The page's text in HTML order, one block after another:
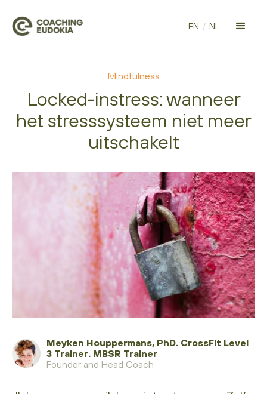
EN / NL
Mindfulness
Locked-instress: wanneer
het stresssysteem niet meer
uitschakelt
Meyken Houppermans, PhD. CrossFit Level
3 Trainer. MBSR Trainer
Founder and Head Coach